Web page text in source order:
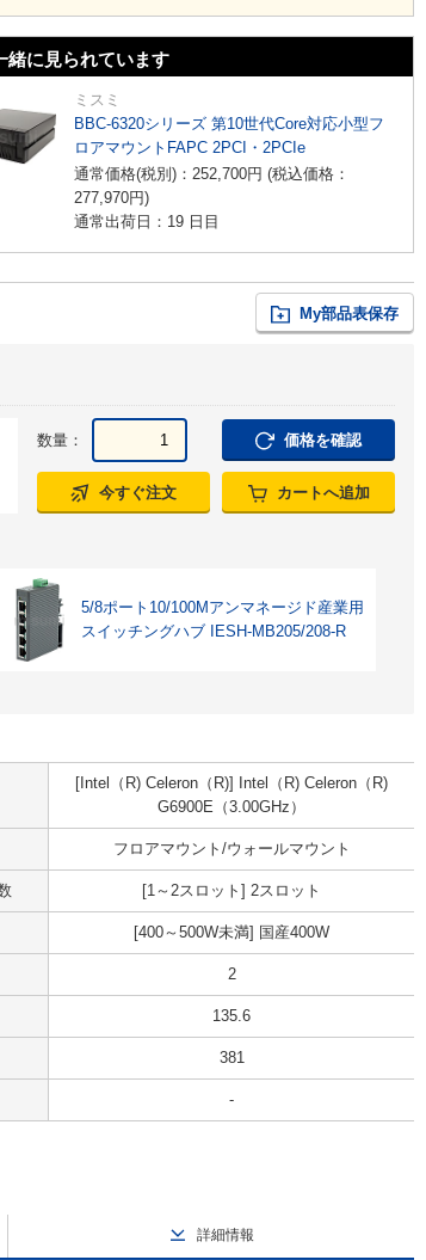
緒に見られています
ミスミ
BBC-6320シリーズ 第10世代Core対応小型フ
ロアマウントFAPC 2PCI・2PCIe
通常価格(税別)： 252,700円 (税込価格：
277,970円)
通常出荷日：19 日目
My部品表保存
数量： 価格を確認
今すぐ注文 カートへ追加
5/8ポート10/100Mアンマネージド産業用
スイッチングハブ IESH-MB205/208-R
[Intel（R) Celeron（R)] Intel（R) Celeron（R)
G6900E（3.00GHz）
フロアマウント/ウォールマウント
[1～2スロット] 2スロット
[400～500W未満] 国産400W
2
135.6
381
-
詳細情報